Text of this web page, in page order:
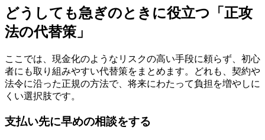
どうしても急ぎのときに役立つ「正攻
法の代替策」
ここでは、現金化のようなリスクの高い手段に頼らず、初心
者にも取り組みやすい代替策をまとめます。どれも、契約や
法令に沿った正規の方法で、将来にわたって負担を増やしに
くい選択肢です。
支払い先に早めの相談をする